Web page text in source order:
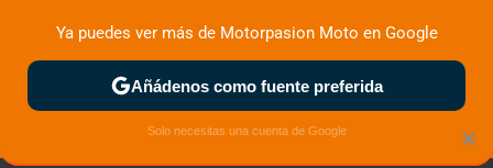
ZONA DE PRUEBAS DEPORTIVAS MOTOS ELÉCTRICAS
×
Ya puedes ver más de Motorpasion Moto en Google
Añádenos como fuente preferida
Solo necesitas una cuenta de Google